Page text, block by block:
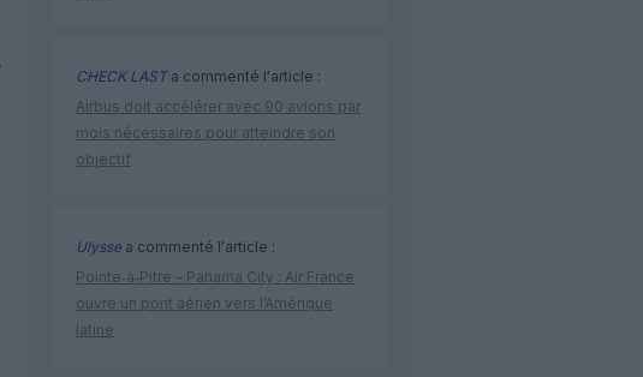
CHECK LASTa commenté l'article :
Airbus doit accélérer avec 90 avions par
mois nécessaires pour atteindre son
objectif
Ulyssea commenté l'article :
Pointe‑à‑Pitre – Panama City : Air France
ouvre un pont aérien vers l’Amérique
latine